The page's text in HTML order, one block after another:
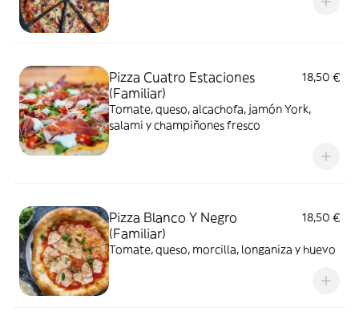
Pizza Cuatro Estaciones
(Familiar)
18,50 €
Tomate, queso, alcachofa, jamón York,
salami y champiñones fresco
Pizza Blanco Y Negro
(Familiar)
18,50 €
Tomate, queso, morcilla, longaniza y huevo